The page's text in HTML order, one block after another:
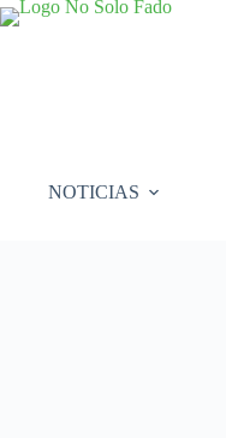
Saltar
al
NOTICIAS